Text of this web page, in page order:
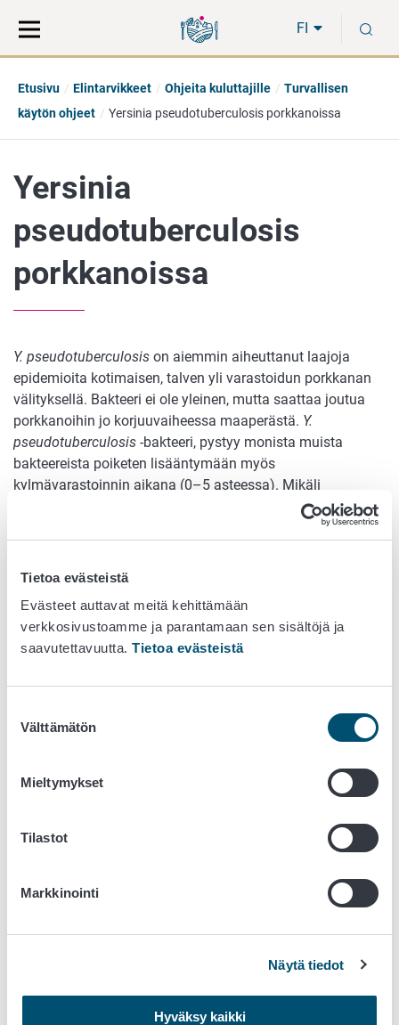
Tietoa evästeistä
Evästeet auttavat meitä kehittämään
verkkosivustoamme ja parantamaan sen sisältöjä ja
saavutettavuutta. Tietoa evästeistä
valinta
Välttämätön
Mieltymykset
Tilastot
Markkinointi
Näytä tiedot
Hyväksy kaikki
suoraan
sisältöön
koko
sivuston
FI
Etusivu Elintarvikkeet Ohjeita kuluttajille
Turvallisen
käytön ohjeet
Yersinia pseudotuberculosis porkkanoissa
Yersinia
pseudotuberculosis
porkkanoissa
Y. pseudotuberculosis on aiemmin aiheuttanut laajoja
epidemioita kotimaisen, talven yli varastoidun porkkanan
välityksellä. Bakteeri ei ole yleinen, mutta saattaa joutua
porkkanoihin jo korjuuvaiheessa maaperästä. Y.
pseudotuberculosis -bakteeri, pystyy monista muista
bakteereista poiketen lisääntymään myös
kylmävarastoinnin aikana (0–5 asteessa). Mikäli
bakteerimäärä lisääntyy riittävästi, saattaa se aiheuttaa
sairastumisia. Erityisen suuria bakteeripitoisuuksia on
pilaantuneista porkkanoista.
Kasvisten oikea käsittely on
tärkeää ruokamyrkytysten
tuotteille omat välineet
Oikein käsiteltynä tuoreet kasvikset ovat turvallisia käyttää.
Kotikeittiössäkin kasviksia käsitellessä tulee muistaa hyvä
poistaa kuorimalla tai pesemällä tuotteet huolellisesti.
Lisäksi tulee muistaa pestä kädet huolellisesti ja riittävän
Käsittele raakoja kasviksia ja kypsiä ruokia eri
välineillä tai puhdista välineet välissä huolellisesti.
Pese vihannekset ennen käyttöä.